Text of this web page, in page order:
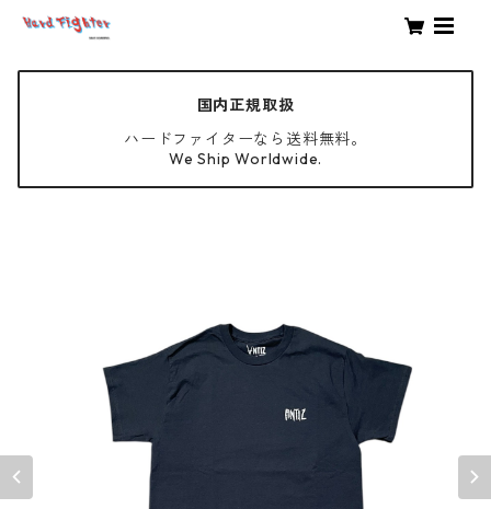
国内正規取扱
ハードファイターなら送料無料。
We Ship Worldwide.